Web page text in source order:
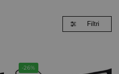
Filtri
-26%